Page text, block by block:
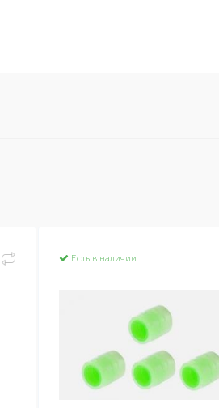
Есть в наличии